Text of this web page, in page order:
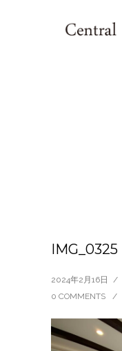
IMG_0325
2024年2月16日 /
0 COMMENTS
/